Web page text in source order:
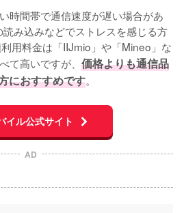
時間帯で通信速度が遅い場合があ
み込みなどでストレスを感じる方
用料金は「IIJmio」や「Mineo」な
て高いですが、 価格よりも通信品
におすすめです。
イル公式サイト
AD